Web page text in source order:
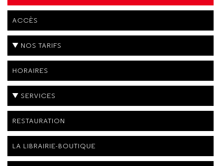
ACCÈS
NOS TARIFS
HORAIRES
SERVICES
RESTAURATION
LA LIBRAIRIE-BOUTIQUE